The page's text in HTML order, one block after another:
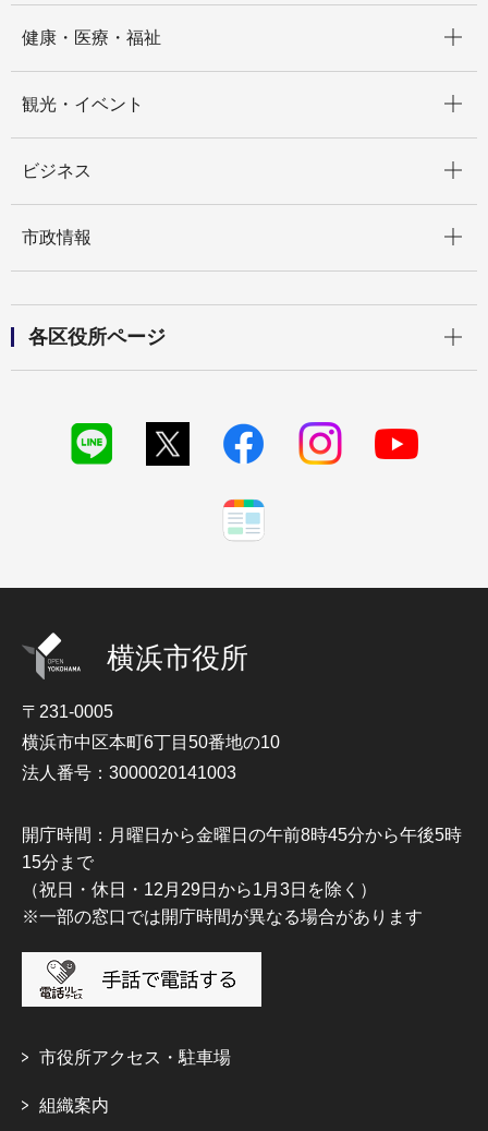
健康・医療・福祉
観光・イベント
ビジネス
市政情報
各区役所ページ
横浜市役所
〒231-0005
横浜市中区本町6丁目50番地の10
法人番号：3000020141003
開庁時間：月曜日から金曜日の午前8時45分から午後5時
15分まで
（祝日・休日・12月29日から1月3日を除く）
※一部の窓口では開庁時間が異なる場合があります
市役所アクセス・駐車場
組織案内